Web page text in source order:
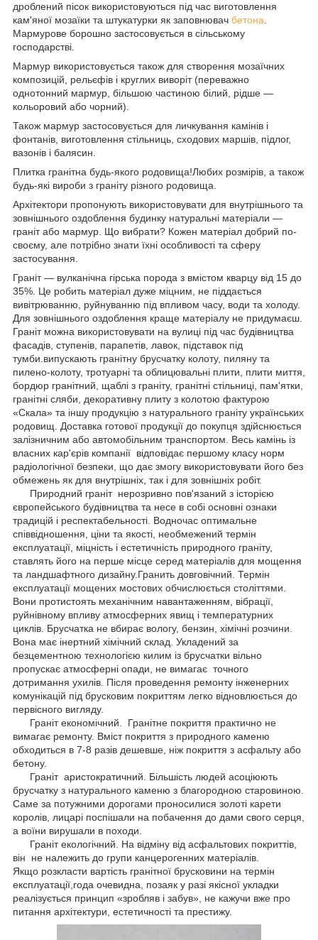
дроблений пісок використовуються під час виготовлення
кам'яної мозаїки та штукатурки як заповнювач бетона.
Мармурове борошно застосовується в сільському
господарстві.
Мармур використовується також для створення мозаїчних
композицій, рельєфів і круглих виворіт (переважно
однотонний мармур, більшою частиною білий, рідше —
кольоровий або чорний).
Також мармур застосовується для личкування камінів і
фонтанів, виготовлення стільниць, сходових маршів, підлог,
вазонів і балясин.
Плитка гранітна будь-якого родовища!Любих розмірів, а також
будь-які вироби з граніту різного родовища.
Архітектори пропонують використовувати для внутрішнього та
зовнішнього оздоблення будинку натуральні матеріали —
граніт або мармур. Що вибрати? Кожен матеріал добрий по-
своєму, але потрібно знати їхні особливості та сферу
застосування.
Граніт — вулканічна гірська порода з вмістом кварцу від 15 до
35%. Це робить матеріал дуже міцним, не піддається
вивітрюванню, руйнуванню під впливом часу, води та холоду.
Для зовнішнього оздоблення краще матеріалу не придумаєш.
Граніт можна використовувати на вулиці під час будівництва
фасадів, ступенів, парапетів, лавок, підставок під
тумби.випускають гранітну брусчатку колоту, пиляну та
пилено-колоту, тротуарні та облицювальні плити, плити миття,
бордюр гранітний, щаблі з граніту, гранітні стільниці, пам'ятки,
гранітні сляби, декоративну плиту з колотою фактурою
«Скала» та іншу продукцію з натурального граніту українських
родовищ. Доставка готової продукції до покупця здійснюється
залізничним або автомобільним транспортом. Весь камінь із
власних кар'єрів компанії відповідає першому класу норм
радіологічної безпеки, що дає змогу використовувати його без
обмежень як для внутрішніх, так і для зовнішніх робіт.
Природний граніт нерозривно пов'язаний з історією
європейського будівництва та несе в собі основні ознаки
традицій і респектабельності. Водночас оптимальне
співвідношення, ціни та якості, необмежений термін
експлуатації, міцність і естетичність природного граніту,
ставлять його на перше місце серед матеріалів для мощення
та ландшафтного дизайну.Гранить довговічний. Термін
експлуатації мощених мостових обчислюється століттями.
Вони протистоять механічним навантаженням, вібрації,
руйнівному впливу атмосферних явищ і температурних
циклів. Брусчатка не вбирає вологу, бензин, хімічні розчини.
Вона має інертний хімічний склад. Укладений за
безцементною технологією килим із брусчатки вільно
пропускає атмосферні опади, не вимагає точного
дотримання ухилів. Після проведення ремонту інженерних
комунікацій під брусковим покриттям легко відновлюється до
первісного вигляду.
Граніт економічний. Гранітне покриття практично не
вимагає ремонту. Вміст покриття з природного каменю
обходиться в 7-8 разів дешевше, ніж покриття з асфальту або
бетону.
Граніт аристократичний. Більшість людей асоціюють
брусчатку з натурального каменю з благородною старовиною.
Саме за потужними дорогами проносилися золоті карети
королів, лицарі поспішали на побачення до дами свого серця,
а воїни вирушали в походи.
Граніт екологічний. На відміну від асфальтових покриттів,
він не належить до групи канцерогенних матеріалів.
Якщо розкласти вартість гранітної брусковини на термін
експлуатації,года очевидна, позаяк у разі якісної укладки
реалізується принцип «зробляв і забув», не кажучи вже про
питання архітектури, естетичності та престижу.